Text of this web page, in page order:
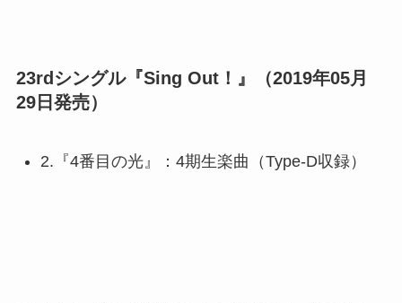
23rdシングル『Sing Out！』（2019年05月
29日発売）
2.『4番目の光』：4期生楽曲（Type-D収録）